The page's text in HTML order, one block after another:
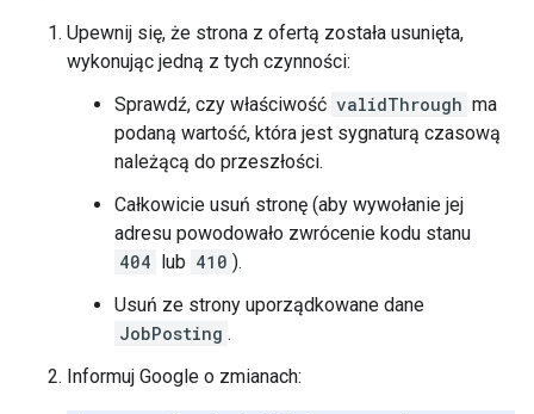
Upewnij się, że strona z ofertą została usunięta,
wykonując jedną z tych czynności:
Sprawdź, czy właściwość validThrough ma
podaną wartość, która jest sygnaturą czasową
należącą do przeszłości.
Całkowicie usuń stronę (aby wywołanie jej
adresu powodowało zwrócenie kodu stanu
404 lub 410 ).
Usuń ze strony uporządkowane dane
JobPosting .
Informuj Google o zmianach: